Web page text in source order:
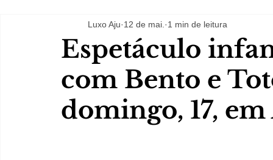
Espetáculo
com Bento e
domingo, 17,
Luxo Aju 12 de mai. 1 min de leitura